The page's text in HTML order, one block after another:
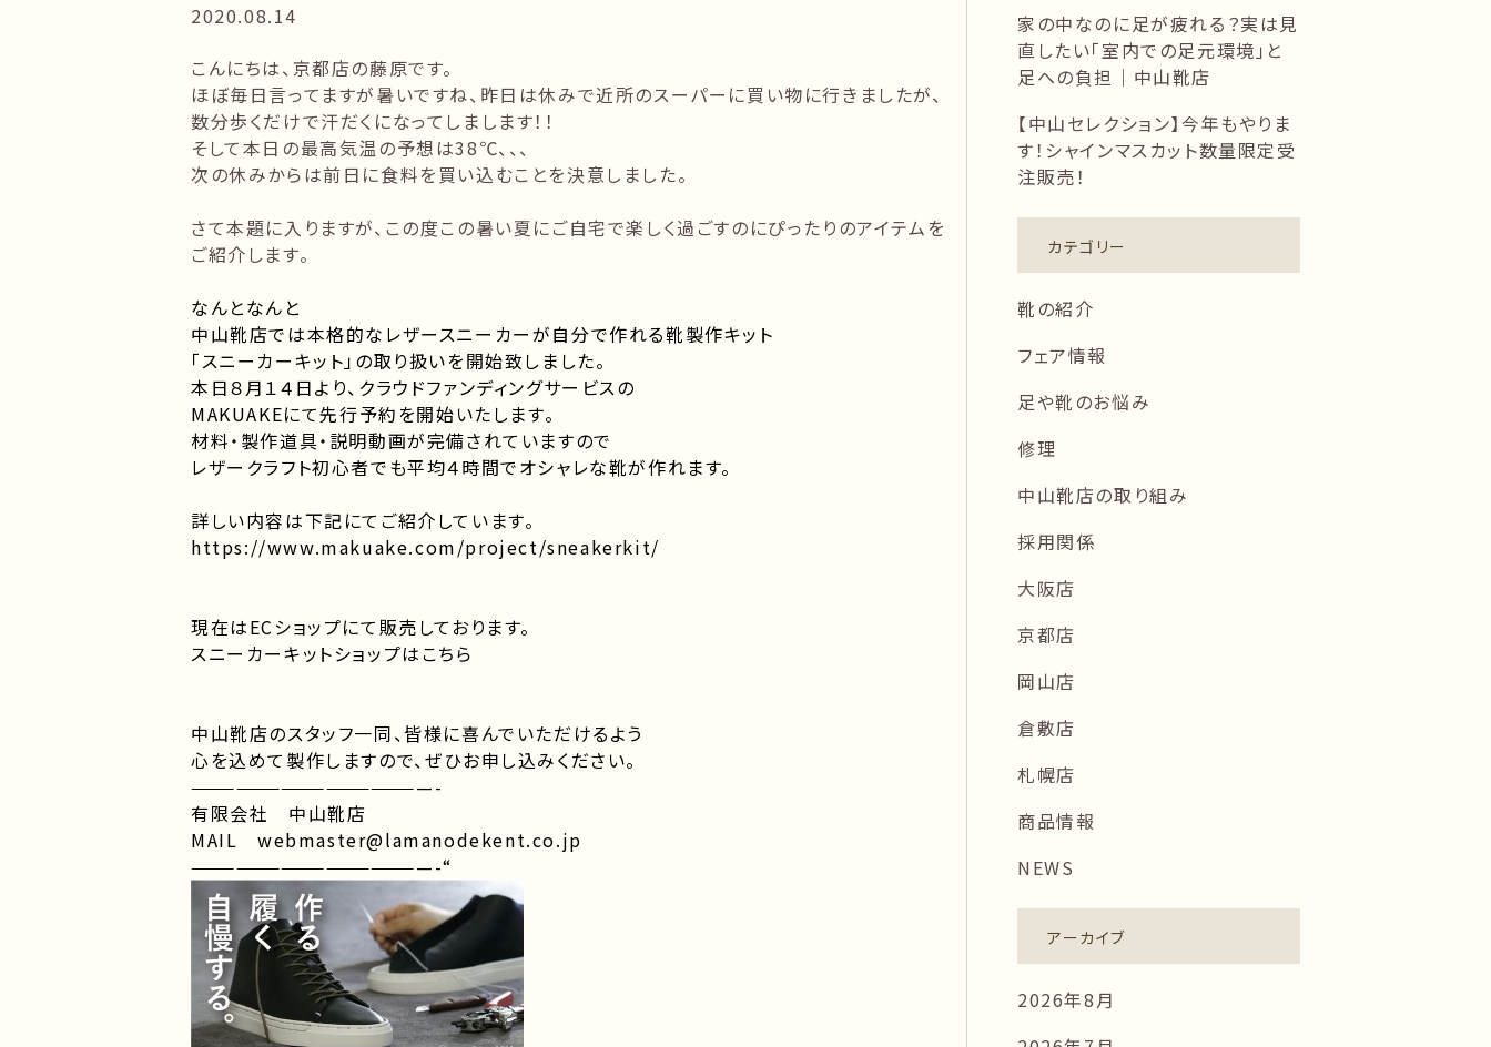
2020.08.14
こんにちは、京都店の藤原です。
ほぼ毎日言ってますが暑いですね、昨日は休みで近所のスーパーに買い物に行きましたが、
数分歩くだけで汗だくになってしまします！！
そして本日の最高気温の予想は38℃、、、
次の休みからは前日に食料を買い込むことを決意しました。
さて本題に入りますが、この度この暑い夏にご自宅で楽しく過ごすのにぴったりのアイテムを
ご紹介します。
なんとなんと
中山靴店では本格的なレザースニーカーが自分で作れる靴製作キット
「スニーカーキット」の取り扱いを開始致しました。
本日８月１４日より、クラウドファンディングサービスの
MAKUAKEにて先行予約を開始いたします。
材料・製作道具・説明動画が完備されていますので
レザークラフト初心者でも平均４時間でオシャレな靴が作れます。
詳しい内容は下記にてご紹介しています。
https://www.makuake.com/project/sneakerkit/
現在はECショップにて販売しております。
スニーカーキットショップはこちら
中山靴店のスタッフ一同、皆様に喜んでいただけるよう
心を込めて製作しますので、ぜひお申し込みください。
————————————————-
有限会社 中山靴店
MAIL webmaster@lamanodekent.co.jp
————————————————-“
家の中なのに足が疲れる？実は見
直したい「室内での足元環境」と
足への負担｜中山靴店
【中山セレクション】今年もやりま
す！シャインマスカット数量限定受
注販売！
カテゴリー
靴の紹介
フェア情報
足や靴のお悩み
修理
中山靴店の取り組み
採用関係
大阪店
京都店
岡山店
倉敷店
札幌店
商品情報
NEWS
アーカイブ
2026年8月